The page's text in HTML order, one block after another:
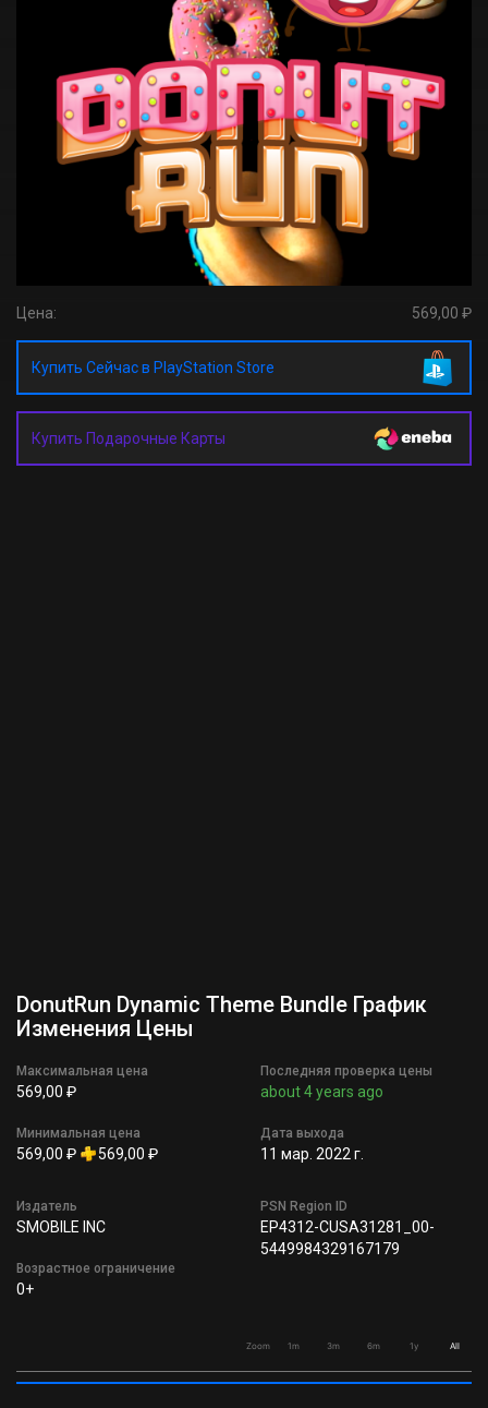
Цена: 569,00 ₽
Купить Сейчас в PlayStation Store
Купить Подарочные Карты
DonutRun Dynamic Theme Bundle График
Изменения Цены
Максимальная цена
569,00 ₽
Минимальная цена
569,00 ₽ 569,00 ₽
Последняя проверка цены
about 4 years ago
Дата выхода
11 мар. 2022 г.
Издатель
SMOBILE INC
Возрастное ограничение
0+
PSN Region ID
EP4312-CUSA31281_00-
5449984329167179
Zoom 1m 3m 6m 1y All